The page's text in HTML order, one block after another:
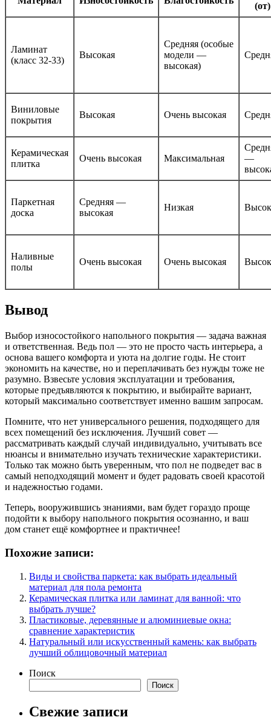
(от)
Ламинат
(класс 32-33)
Высокая
Средняя (особые
модели —
высокая)
Виниловые
покрытия
Высокая Очень высокая
Керамическая
плитка
Очень высокая Максимальная
—
Паркетная
доска
Средняя —
высокая
Низкая
Наливные
полы
Очень высокая Очень высокая
Вывод
Выбор износостойкого напольного покрытия — задача важная
и ответственная. Ведь пол — это не просто часть интерьера, а
основа вашего комфорта и уюта на долгие годы. Не стоит
экономить на качестве, но и переплачивать без нужды тоже не
разумно. Взвесьте условия эксплуатации и требования,
которые предъявляются к покрытию, и выбирайте вариант,
который максимально соответствует именно вашим запросам.
Помните, что нет универсального решения, подходящего для
всех помещений без исключения. Лучший совет —
рассматривать каждый случай индивидуально, учитывать все
нюансы и внимательно изучать технические характеристики.
Только так можно быть уверенным, что пол не подведет вас в
самый неподходящий момент и будет радовать своей красотой
и надежностью годами.
Теперь, вооружившись знаниями, вам будет гораздо проще
подойти к выбору напольного покрытия осознанно, и ваш
дом станет ещё комфортнее и практичнее!
Похожие записи:
Виды и свойства паркета: как выбрать идеальный
материал для пола ремонта
Керамическая плитка или ламинат для ванной: что
выбрать лучше?
Пластиковые, деревянные и алюминиевые окна:
сравнение характеристик
Натуральный или искусственный камень: как выбрать
лучший облицовочный материал
Поиск
Поиск
Свежие записи